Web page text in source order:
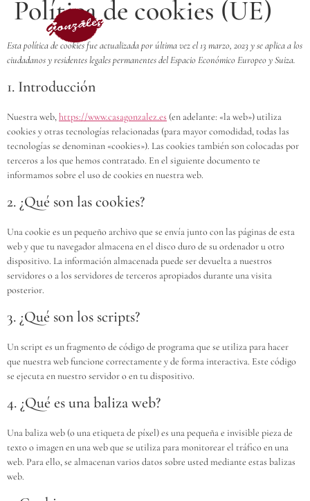
Política de cookies (UE)
Esta política de cookies fue actualizada por última vez el 13 marzo, 2023 y se aplica a los
ciudadanos y residentes legales permanentes del Espacio Económico Europeo y Suiza.
1. Introducción
Nuestra web,https://www.casagonzalez.es (en adelante: «la web») utiliza
cookies y otras tecnologías relacionadas (para mayor comodidad, todas las
tecnologías se denominan «cookies»). Las cookies también son colocadas por
terceros a los que hemos contratado. En el siguiente documento te
informamos sobre el uso de cookies en nuestra web.
2. ¿Qué son las cookies?
Una cookie es un pequeño archivo que se envía junto con las páginas de esta
web y que tu navegador almacena en el disco duro de su ordenador u otro
dispositivo. La información almacenada puede ser devuelta a nuestros
servidores o a los servidores de terceros apropiados durante una visita
posterior.
3. ¿Qué son los scripts?
Un script es un fragmento de código de programa que se utiliza para hacer
que nuestra web funcione correctamente y de forma interactiva. Este código
se ejecuta en nuestro servidor o en tu dispositivo.
4. ¿Qué es una baliza web?
Una baliza web (o una etiqueta de píxel) es una pequeña e invisible pieza de
texto o imagen en una web que se utiliza para monitorear el tráfico en una
web. Para ello, se almacenan varios datos sobre usted mediante estas balizas
web.